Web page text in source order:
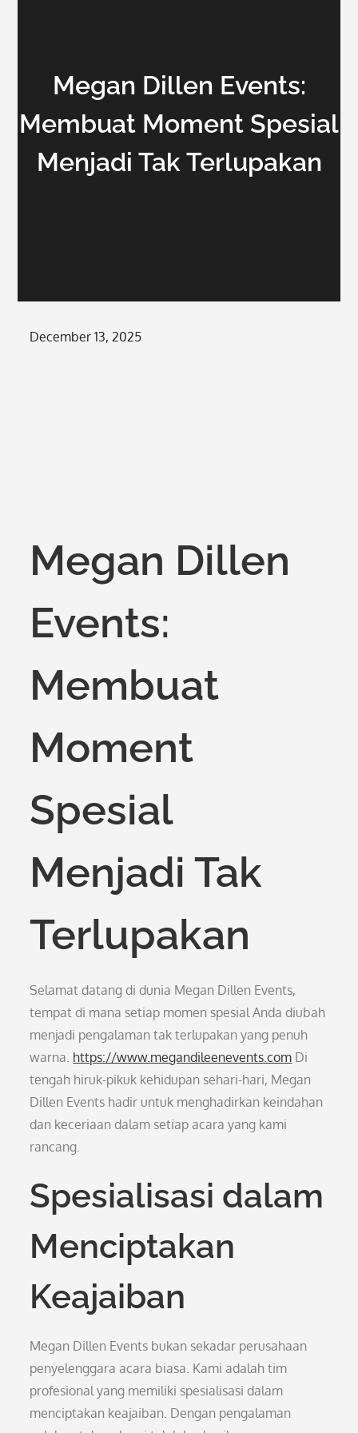
Megan Dillen Events:
Membuat Moment Spesial
Menjadi Tak Terlupakan
Posted
December 13, 2025
Megan Dillen
Events:
Membuat
Moment
Spesial
Menjadi Tak
Terlupakan
Selamat datang di dunia Megan Dillen Events,
tempat di mana setiap momen spesial Anda diubah
menjadi pengalaman tak terlupakan yang penuh
warna. https://www.megandileenevents.com Di
tengah hiruk-pikuk kehidupan sehari-hari, Megan
Dillen Events hadir untuk menghadirkan keindahan
dan keceriaan dalam setiap acara yang kami
rancang.
Spesialisasi dalam
Menciptakan
Keajaiban
Megan Dillen Events bukan sekadar perusahaan
penyelenggara acara biasa. Kami adalah tim
profesional yang memiliki spesialisasi dalam
menciptakan keajaiban. Dengan pengalaman